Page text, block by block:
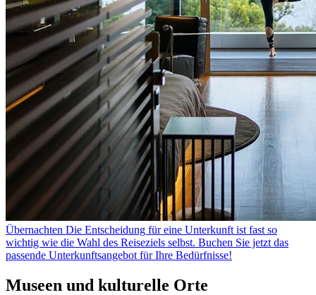
Übernachten Die Entscheidung für eine Unterkunft ist fast so
wichtig wie die Wahl des Reiseziels selbst. Buchen Sie jetzt das
passende Unterkunftsangebot für Ihre Bedürfnisse!
Museen und kulturelle Orte